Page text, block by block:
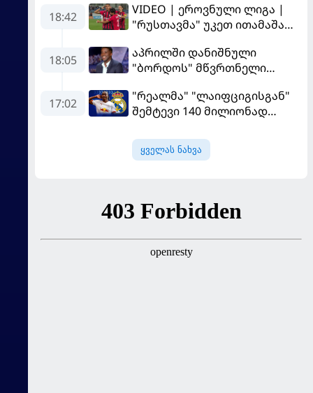
18:42
VIDEO | ეროვნული ლიგა |
"რუსთავმა" უკეთ ითამაშა
მოიგო, "ტორპედომ" გვიან
გაიღვიძა...
18:05
აპრილში დანიშნული
"ბორდოს" მწვრთნელი
17:02
"რეალმა" "ლაიფციგისგან"
შემტევი 140 მილიონად
ყველას ნახვა